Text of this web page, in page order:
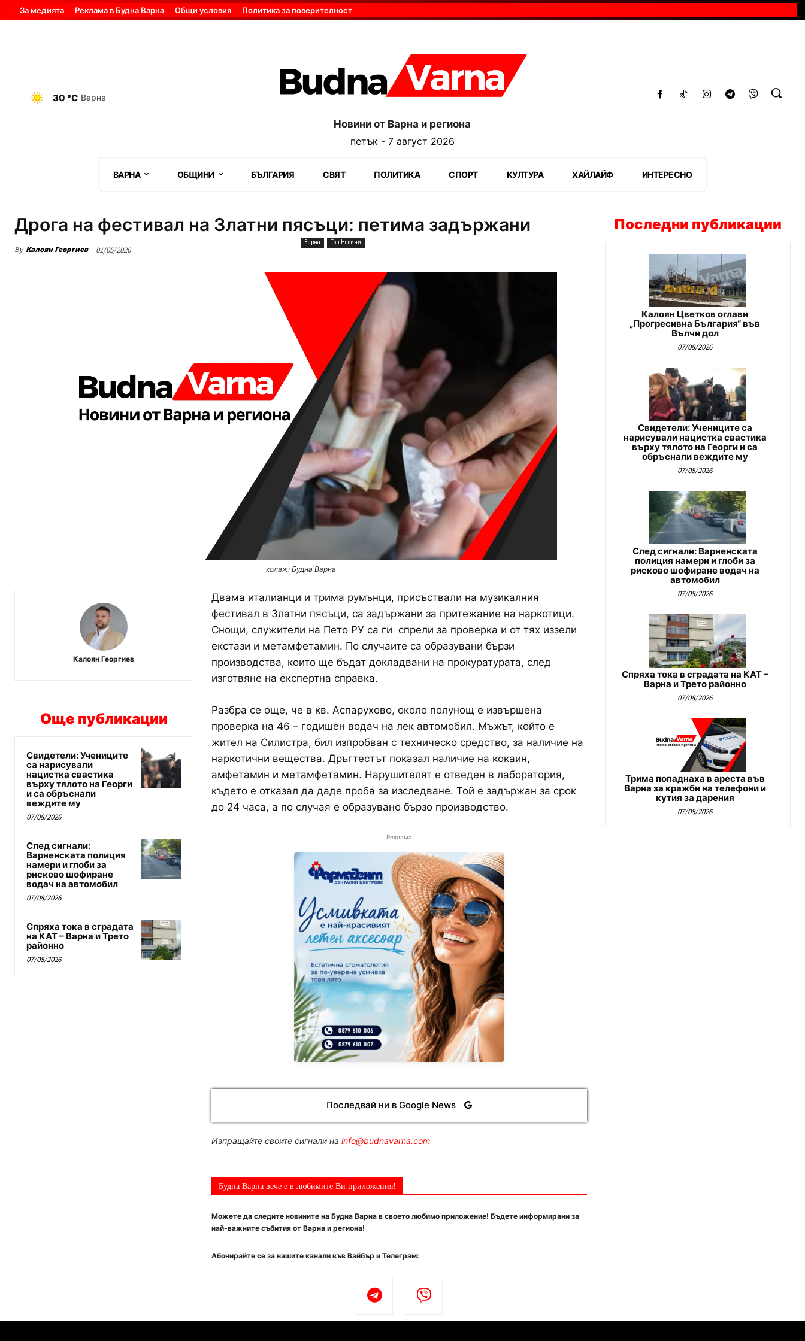
За медията Реклама в Будна Варна Общи условия Политика за поверителност
30 °C Варна
Новини от Варна и региона
петък - 7 август 2026
ВАРНА ОБЩИНИ БЪЛГАРИЯ СВЯТ ПОЛИТИКА СПОРТ КУЛТУРА ХАЙЛАЙФ ИНТЕРЕСНО
Дрога на фестивал на Златни пясъци: петима задържани
By Калоян Георгиев 01/05/2026
Варна Топ Новини
колаж: Будна Варна
Калоян Георгиев
Още публикации
Свидетели: Учениците
са нарисували
нацистка свастика
върху тялото на Георги
и са обръснали
веждите му
07/08/2026
След сигнали:
Варненската полиция
намери и глоби за
рисково шофиране
водач на автомобил
07/08/2026
Спряха тока в сградата
на КАТ – Варна и Трето
районно
07/08/2026
Двама италианци и трима румънци, присъствали на музикалния
фестивал в Златни пясъци, са задържани за притежание на наркотици.
Снощи, служители на Пето РУ са ги спрели за проверка и от тях иззели
екстази и метамфетамин. По случаите са образувани бързи
производства, които ще бъдат докладвани на прокуратурата, след
изготвяне на експертна справка.
Разбра се още, че в кв. Аспарухово, около полунощ е извършена
проверка на 46 – годишен водач на лек автомобил. Мъжът, който е
жител на Силистра, бил изпробван с техническо средство, за наличие на
наркотични вещества. Дръгтестът показал наличие на кокаин,
амфетамин и метамфетамин. Нарушителят е отведен в лаборатория,
където е отказал да даде проба за изследване. Той е задържан за срок
до 24 часа, а по случая е образувано бързо производство.
Реклама
Последвай ни в Google News
Изпращайте своите сигнали на info@budnavarna.com
Будна Варна вече е в любимите Ви приложения!
Можете да следите новините на Будна Варна в своето любимо приложение! Бъдете информирани за
най-важните събития от Варна и региона!
Абонирайте се за нашите канали във Вайбър и Телеграм:
Последни публикации
Калоян Цветков оглави
„Прогресивна България“ във
Вълчи дол
07/08/2026
Свидетели: Учениците са
нарисували нацистка свастика
върху тялото на Георги и са
обръснали веждите му
07/08/2026
След сигнали: Варненската
полиция намери и глоби за
рисково шофиране водач на
автомобил
07/08/2026
Спряха тока в сградата на КАТ –
Варна и Трето районно
07/08/2026
Трима попаднаха в ареста във
Варна за кражби на телефони и
кутия за дарения
07/08/2026